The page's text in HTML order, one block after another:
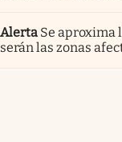
Alerta Se aproxima
serán las zonas